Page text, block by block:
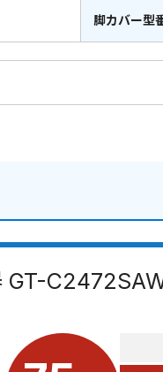
脚カバー型
GT-